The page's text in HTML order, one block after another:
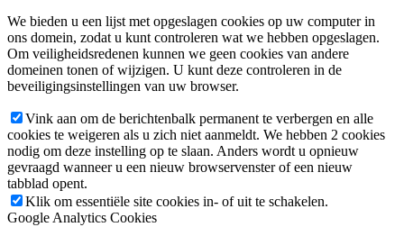
We bieden u een lijst met opgeslagen cookies op uw computer in
ons domein, zodat u kunt controleren wat we hebben opgeslagen.
Om veiligheidsredenen kunnen we geen cookies van andere
domeinen tonen of wijzigen. U kunt deze controleren in de
beveiligingsinstellingen van uw browser.
Vink aan om de berichtenbalk permanent te verbergen en alle
cookies te weigeren als u zich niet aanmeldt. We hebben 2 cookies
nodig om deze instelling op te slaan. Anders wordt u opnieuw
gevraagd wanneer u een nieuw browservenster of een nieuw
tabblad opent.
Klik om essentiële site cookies in- of uit te schakelen.
Google Analytics Cookies